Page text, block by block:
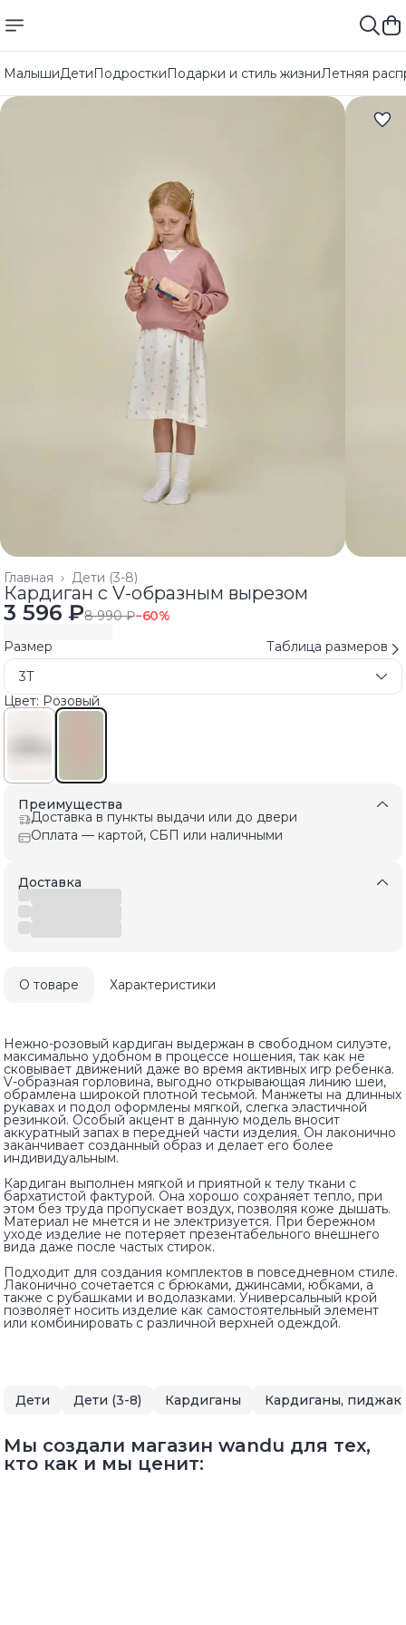
МалышиДетиПодросткиПодарки и стиль жизниЛетняя
Дети (3-8)
Главная ›
Кардиган с V-образным вырезом
3 596 ₽8 990 ₽−60%
Размер
Таблица размеров
3T
Цвет: Розовый
Преимущества
Доставка в пункты выдачи или до двери
Оплата — картой, СБП или наличными
Доставка
О товаре Характеристики
Нежно-розовый кардиган выдержан в свободном силуэте,
максимально удобном в процессе ношения, так как не
сковывает движений даже во время активных игр ребенка.
V-образная горловина, выгодно открывающая линию шеи,
обрамлена широкой плотной тесьмой. Манжеты на длинных
рукавах и подол оформлены мягкой, слегка эластичной
резинкой. Особый акцент в данную модель вносит
аккуратный запах в передней части изделия. Он лаконично
заканчивает созданный образ и делает его более
индивидуальным.
Кардиган выполнен мягкой и приятной к телу ткани с
бархатистой фактурой. Она хорошо сохраняет тепло, при
этом без труда пропускает воздух, позволяя коже дышать.
Материал не мнется и не электризуется. При бережном
уходе изделие не потеряет презентабельного внешнего
вида даже после частых стирок.
Подходит для создания комплектов в повседневном стиле.
Лаконично сочетается с брюками, джинсами, юбками, а
также с рубашками и водолазками. Универсальный крой
позволяет носить изделие как самостоятельный элемент
или комбинировать с различной верхней одеждой.
Дети Дети (3-8) Кардиганы Кардиганы,
Мы создали магазин wandu для тех,
кто как и мы ценит: